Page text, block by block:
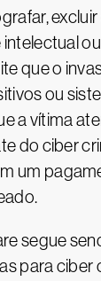
que o
ou
a vítima
do ciber
um
segue
para ciber